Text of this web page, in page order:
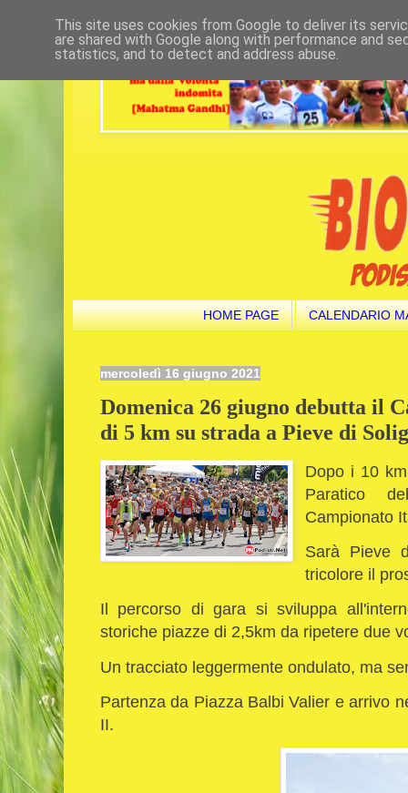
HOME PAGE CALENDARIO
mercoledì 16 giugno 2021
Domenica 26 giugno debutta il
di 5 km su strada a Pieve di
Dopo i 10
Paratico
Campionato
Sarà Pieve
tricolore il
Il percorso di gara si sviluppa
storiche piazze di 2,5km da ripetere due
Un tracciato leggermente ondulato, ma
Partenza da Piazza Balbi Valier e arrivo
II.
This site uses cookies from Google to deliver its
are shared with Google along with performance and
statistics, and to detect and address abuse.